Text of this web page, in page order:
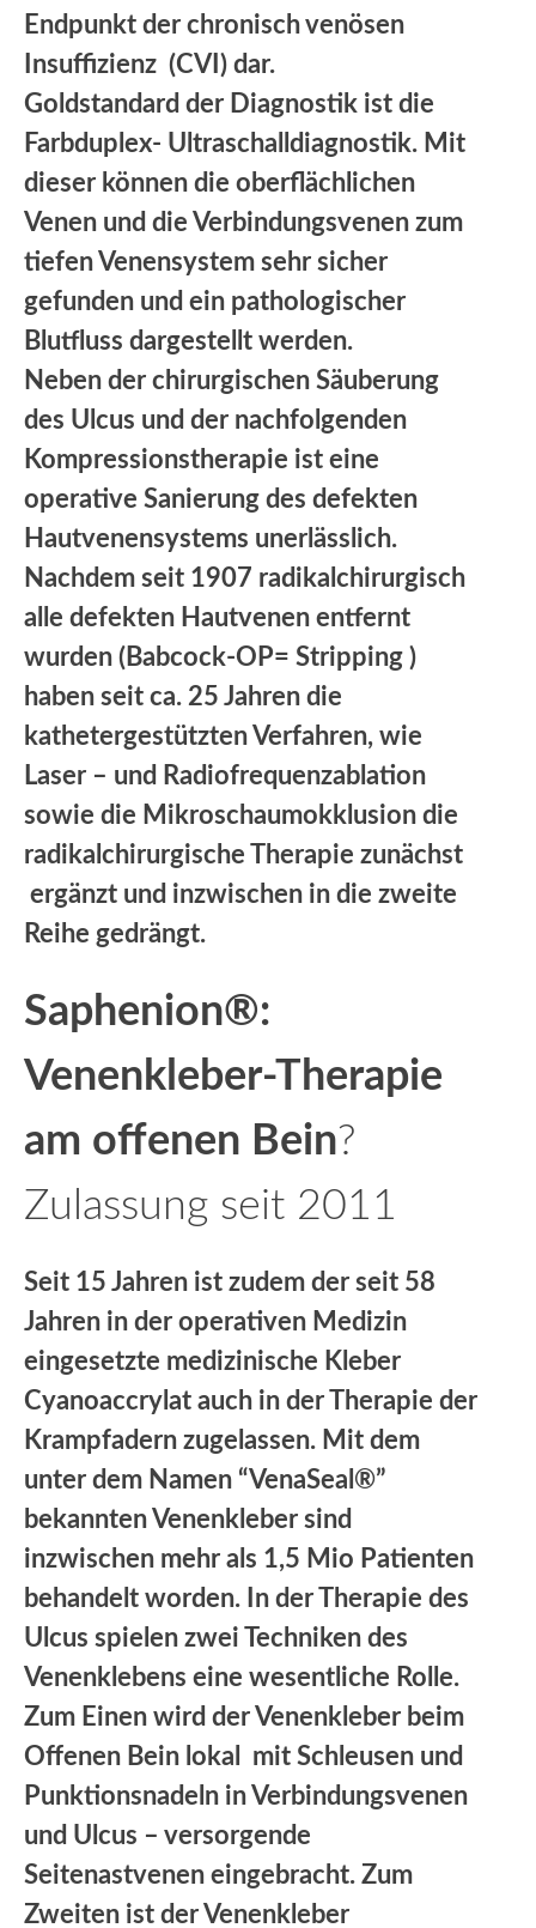
Endpunkt der chronisch venösen
Insuffizienz (CVI) dar.
Goldstandard der Diagnostik ist die
Farbduplex- Ultraschalldiagnostik. Mit
dieser können die oberflächlichen
Venen und die Verbindungsvenen zum
tiefen Venensystem sehr sicher
gefunden und ein pathologischer
Blutfluss dargestellt werden.
Neben der chirurgischen Säuberung
des Ulcus und der nachfolgenden
Kompressionstherapie ist eine
operative Sanierung des defekten
Hautvenensystems unerlässlich.
Nachdem seit 1907 radikalchirurgisch
alle defekten Hautvenen entfernt
wurden (Babcock-OP= Stripping )
haben seit ca. 25 Jahren die
kathetergestützten Verfahren, wie
Laser – und Radiofrequenzablation
sowie die Mikroschaumokklusion die
radikalchirurgische Therapie zunächst
ergänzt und inzwischen in die zweite
Reihe gedrängt.
Saphenion®:
Venenkleber-Therapie
am offenen Bein?
Zulassung seit 2011
Seit 15 Jahren ist zudem der seit 58
Jahren in der operativen Medizin
eingesetzte medizinische Kleber
Cyanoaccrylat auch in der Therapie der
Krampfadern zugelassen. Mit dem
unter dem Namen “VenaSeal®”
bekannten Venenkleber sind
inzwischen mehr als 1,5 Mio Patienten
behandelt worden. In der Therapie des
Ulcus spielen zwei Techniken des
Venenklebens eine wesentliche Rolle.
Zum Einen wird der Venenkleber beim
Offenen Bein lokal mit Schleusen und
Punktionsnadeln in Verbindungsvenen
und Ulcus – versorgende
Seitenastvenen eingebracht. Zum
Zweiten ist der Venenkleber